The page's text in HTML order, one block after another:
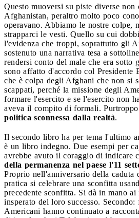
Questo muoversi su piste diverse non
Afghanistan, peraltro molto poco
operavano. Abbiamo le nostre colpe,
strapparci le vesti. Quello su cui
l'evidenza che troppi, soprattutto gli
sostenuto una narrativa tesa a
rendersi conto del male che era
sono affatto d'accordo col Presidente
che è colpa degli Afghani che non si
scappati, perché la missione degli
formare l'esercito e se l'esercito non
aveva il compito di formali. Purtroppo
politica sconnessa dalla realtà.
Il secondo libro ha per tema l'ultimo
è un libro indegno. Due esempi per
avrebbe avuto il coraggio di indicare
della permanenza nel paese l'11
Proprio nell'anniversario della caduta
pratica si celebrare una sconfitta
precedente sconfitta. Si dà in mano
insperato del loro successo.
Americani hanno continuato a